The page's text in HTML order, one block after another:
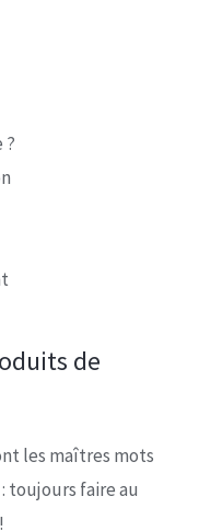
?
de
les maîtres mots
toujours faire au